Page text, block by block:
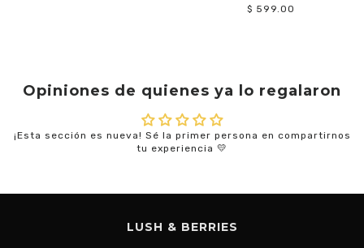
$ 599.00
Opiniones de quienes ya lo regalaron
¡Esta sección es nueva! Sé la primer persona en compartirnos
tu experiencia 💛
LUSH & BERRIES